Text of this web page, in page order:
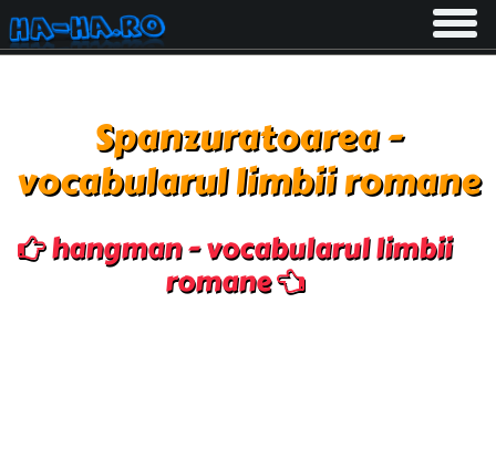
Toggle
Spanzuratoarea -
vocabularul limbii romane
hangman - vocabularul limbii
romane